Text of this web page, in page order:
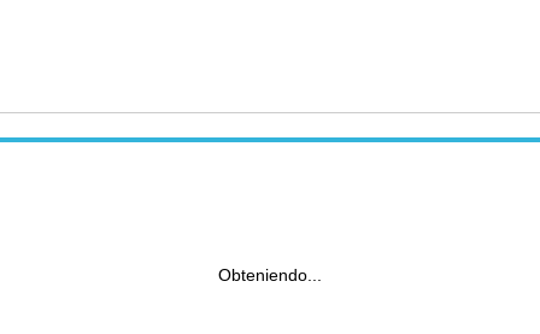
Obteniendo...